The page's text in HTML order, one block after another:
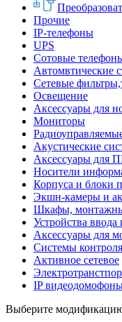
Прочие
IP-телефоны
UPS
Сотовые
Автомвтические
Сетевые
Освещение
Аксессуары для
Мониторы
Акустические
Аксессуары для
Носители
Корпуса и блоки
Экшн-камеры и
Шкафы,
Устройства ввода
Аксессуары для
Системы
Активное сетевое
IP
Выберите